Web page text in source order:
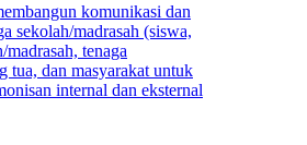
komunikasi dan
sekolah/madrasah (siswa,
tenaga
tua, dan masyarakat untuk
internal dan eksternal